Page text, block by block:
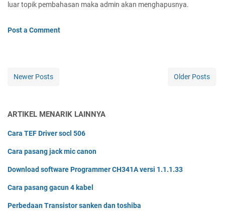
luar topik pembahasan maka admin akan menghapusnya.
Post a Comment
Newer Posts Older Posts
ARTIKEL MENARIK LAINNYA
Cara TEF Driver socl 506
Cara pasang jack mic canon
Download software Programmer CH341A versi 1.1.1.33
Cara pasang gacun 4 kabel
Perbedaan Transistor sanken dan toshiba